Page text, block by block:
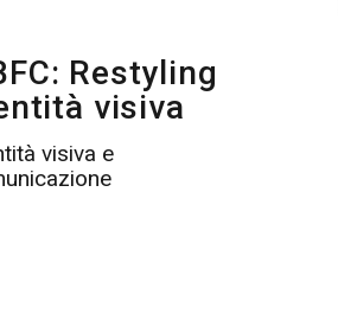
Restyling
visiva
visiva e